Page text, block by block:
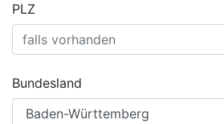
PLZ
Bundesland